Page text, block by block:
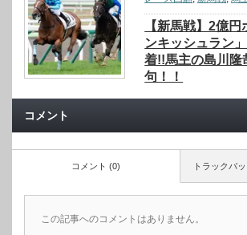
【新馬戦】2億
ンキッシュラン
着!!馬主の島川隆
句！！
コメント
トラックバ
コメント (0)
この記事へのコメントはありません。